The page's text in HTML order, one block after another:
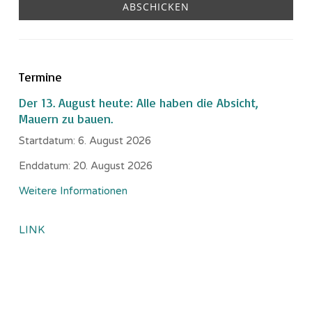
Termine
Der 13. August heute: Alle haben die Absicht,
Mauern zu bauen.
Startdatum: 6. August 2026
Enddatum: 20. August 2026
Weitere Informationen
LINK